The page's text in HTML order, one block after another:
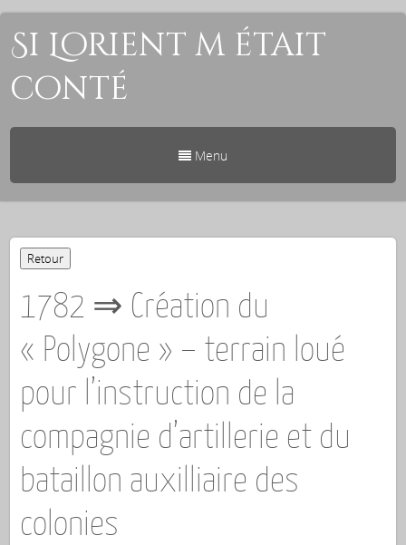
Si Lorient m était
conté
Menu
1782 ⇒ Création du
« Polygone » – terrain loué
pour l’instruction de la
compagnie d’artillerie et du
bataillon auxilliaire des
colonies